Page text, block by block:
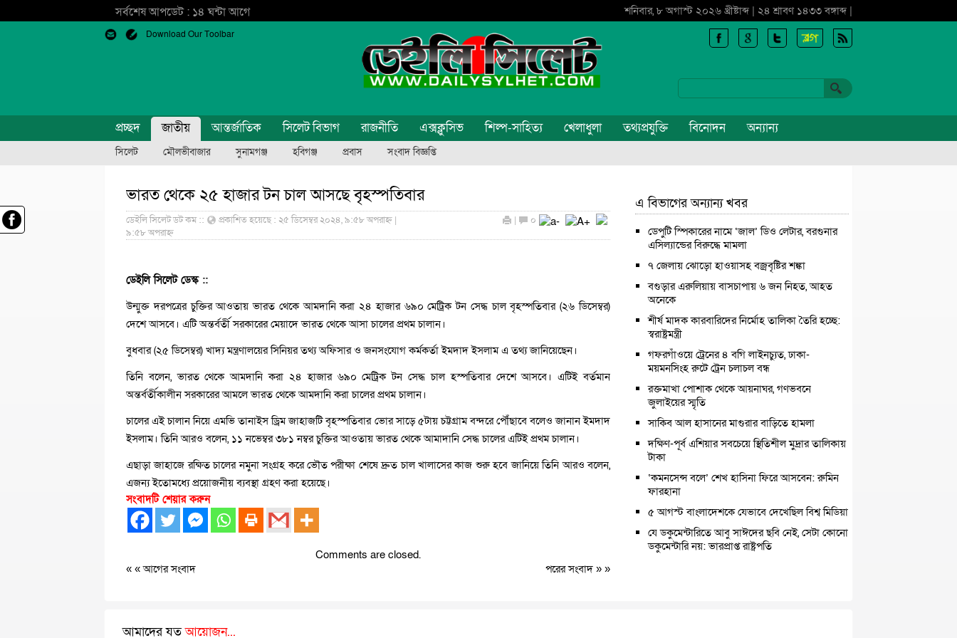
সর্বশেষ আপডেট : ১৪ ঘন্টা আগে শনিবার, ৮ অগাস্ট ২০২৬ খ্রীষ্টাব্দ | ২৪ শ্রাবণ ১৪৩৩ বঙ্গাব্দ |
Download Our Toolbar
প্রচ্ছদ জাতীয় আন্তর্জাতিক সিলেট বিভাগ রাজনীতি এক্সক্লুসিভ শিল্প-সাহিত্য খেলাধুলা তথ্যপ্রযুক্তি বিনোদন অন্যান্য
সিলেট মৌলভীবাজার সুনামগঞ্জ হবিগঞ্জ প্রবাস সংবাদ বিজ্ঞপ্তি
ভারত থেকে ২৫ হাজার টন চাল আসছে বৃহস্পতিবার
ডেইলি সিলেট ডট কম ::
প্রকাশিত হয়েছে : ২৫ ডিসেম্বর ২০২৪, ৯:৫৮ অপরাহ্ন |
৯:৫৮ অপরাহ্ন
| ০
ডেইলি সিলেট ডেস্ক ::
উন্মুক্ত দরপত্রের চুক্তির আওতায় ভারত থেকে আমদানি করা ২৪ হাজার ৬৯০ মেট্রিক টন সেদ্ধ চাল বৃহস্পতিবার (২৬ ডিসেম্বর)
দেশে আসবে। এটি অন্তর্বর্তী সরকারের মেয়াদে ভারত থেকে আসা চালের প্রথম চালান।
বুধবার (২৫ ডিসেম্বর) খাদ্য মন্ত্রণালয়ের সিনিয়র তথ্য অফিসার ও জনসংযোগ কর্মকর্তা ইমদাদ ইসলাম এ তথ্য জানিয়েছেন।
তিনি বলেন, ভারত থেকে আমদানি করা ২৪ হাজার ৬৯০ মেট্রিক টন সেদ্ধ চাল হস্পতিবার দেশে আসবে। এটিই বর্তমান
অন্তর্বর্তীকালীন সরকারের আমলে ভারত থেকে আমদানি করা চালের প্রথম চালান।
চালের এই চালান নিয়ে এমভি তানাইস ড্রিম জাহাজটি বৃহস্পতিবার ভোর সাড়ে ৫টায় চট্টগ্রাম বন্দরে পৌঁছাবে বলেও জানান ইমদাদ
ইসলাম। তিনি আরও বলেন, ১১ নভেম্বর ৩৮১ নম্বর চুক্তির আওতায় ভারত থেকে আমাদানি সেদ্ধ চালের এটিই প্রথম চালান।
এছাড়া জাহাজে রক্ষিত চালের নমুনা সংগ্রহ করে ভৌত পরীক্ষা শেষে দ্রুত চাল খালাসের কাজ শুরু হবে জানিয়ে তিনি আরও বলেন,
এজন্য ইতোমধ্যে প্রয়োজনীয় ব্যবস্থা গ্রহণ করা হয়েছে।
সংবাদটি শেয়ার করুন
Comments are closed.
« «আগের সংবাদ পরের সংবাদ » »
এ বিভাগের অন্যান্য খবর
ডেপুটি স্পিকারের নামে ‘জাল’ ডিও লেটার, বরগুনার
এসিল্যান্ডের বিরুদ্ধে মামলা
৭ জেলায় ঝোড়ো হাওয়াসহ বজ্রবৃষ্টির শঙ্কা
বগুড়ার এরুলিয়ায় বাসচাপায় ৬ জন নিহত, আহত
অনেকে
শীর্ষ মাদক কারবারিদের নির্মোহ তালিকা তৈরি হচ্ছে:
স্বরাষ্ট্রমন্ত্রী
গফরগাঁওয়ে ট্রেনের ৪ বগি লাইনচ্যুত, ঢাকা-
ময়মনসিংহ রুটে ট্রেন চলাচল বন্ধ
রক্তমাখা পোশাক থেকে আয়নাঘর, গণভবনে
জুলাইয়ের স্মৃতি
সাকিব আল হাসানের মাগুরার বাড়িতে হামলা
দক্ষিণ-পূর্ব এশিয়ার সবচেয়ে স্থিতিশীল মুদ্রার তালিকায়
টাকা
‘কমনসেন্স বলে’ শেখ হাসিনা ফিরে আসবেন: রুমিন
ফারহানা
৫ আগস্ট বাংলাদেশকে যেভাবে দেখেছিল বিশ্ব মিডিয়া
যে ডকুমেন্টারিতে আবু সাঈদের ছবি নেই, সেটা কোনো
ডকুমেন্টারি নয়: ভারপ্রাপ্ত রাষ্ট্রপতি
আমাদের যতআয়োজন...